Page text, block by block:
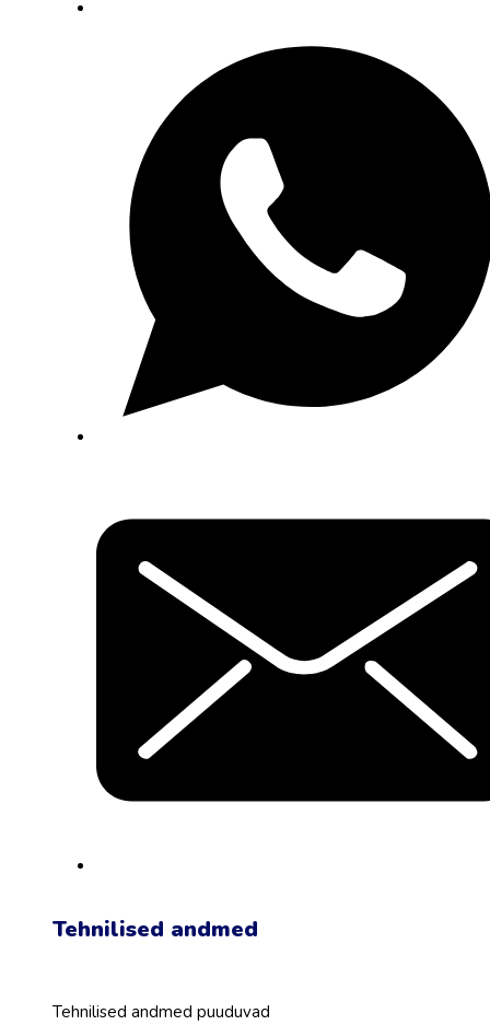
Tehnilised andmed
Tehnilised andmed puuduvad